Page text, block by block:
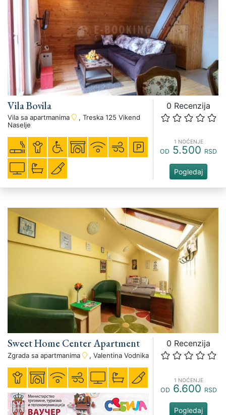
Vila Bovila
Vila sa apartmanima
, Treska 125 Vikend
Naselje
0 Recenzija
1 NOĆENJE
OD 5.500 RSD
Pogledaj
Sweet Home Center Apartment
Zgrada sa apartmanima , Valentina Vodnika
0 Recenzija
1 NOĆENJE
OD6.600 RSD
Pogledaj